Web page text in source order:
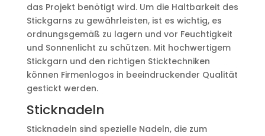
das Projekt benötigt wird. Um die Haltbarkeit des
Stickgarns zu gewährleisten, ist es wichtig, es
ordnungsgemäß zu lagern und vor Feuchtigkeit
und Sonnenlicht zu schützen. Mit hochwertigem
Stickgarn und den richtigen Sticktechniken
können Firmenlogos in beeindruckender Qualität
gestickt werden.
Sticknadeln
Sticknadeln sind spezielle Nadeln, die zum